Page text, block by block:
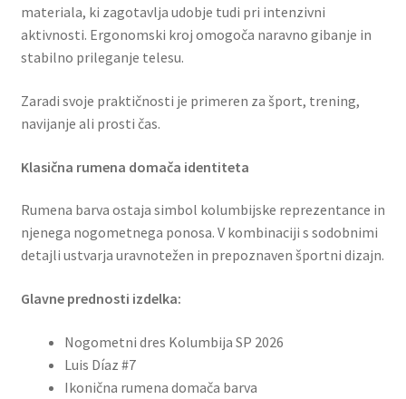
materiala, ki zagotavlja udobje tudi pri intenzivni
aktivnosti. Ergonomski kroj omogoča naravno gibanje in
stabilno prileganje telesu.
Zaradi svoje praktičnosti je primeren za šport, trening,
navijanje ali prosti čas.
Klasična rumena domača identiteta
Rumena barva ostaja simbol kolumbijske reprezentance in
njenega nogometnega ponosa. V kombinaciji s sodobnimi
detajli ustvarja uravnotežen in prepoznaven športni dizajn.
Glavne prednosti izdelka:
Nogometni dres Kolumbija SP 2026
Luis Díaz #7
Ikonična rumena domača barva